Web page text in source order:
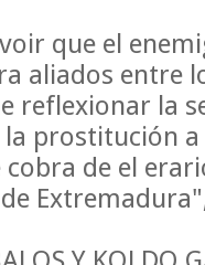
que el
aliados entre
reflexionar la
prostitución
de el